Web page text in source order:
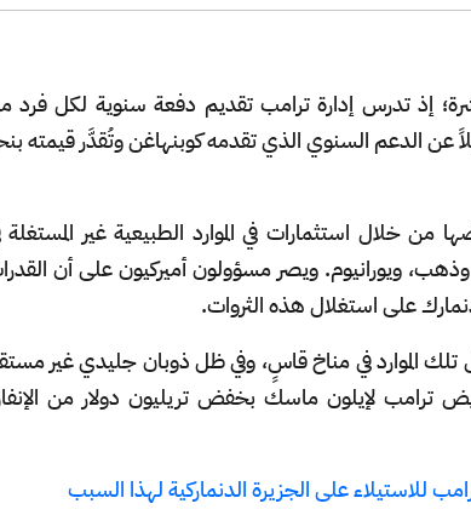
إذ تدرس إدارة ترامب تقديم دفعة سنوية لكل فرد
دولار، ما يُمثل بديلاً عن الدعم السنوي الذي تقدمه كوبنهاغن وتُقدَّر قيمته
خلال استثمارات في الموارد الطبيعية غير المستغلة
ويورانيوم. ويصر مسؤولون أميركيون على أن
على استغلال هذه الثروات.
الموارد في مناخ قاسٍ، وفي ظل ذوبان جليدي غير
ترامب لإيلون ماسك بخفض تريليون دولار من
للاستيلاء على الجزيرة الدنماركية لهذا السبب